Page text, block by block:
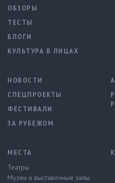
ОБЗОРЫ
ТЕСТЫ
БЛОГИ
КУЛЬТУРА В ЛИЦАХ
НОВОСТИ
СПЕЦПРОЕКТЫ
ФЕСТИВАЛИ
ЗА РУБЕЖОМ
МЕСТА
Театры
Музеи и выставочные залы